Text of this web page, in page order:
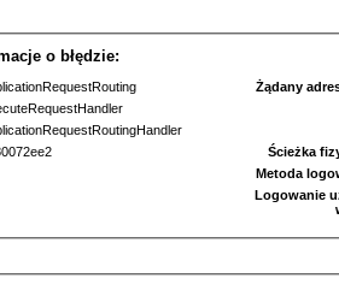
o błędzie:
Żądany
Ścieżka
Metoda
Logowanie